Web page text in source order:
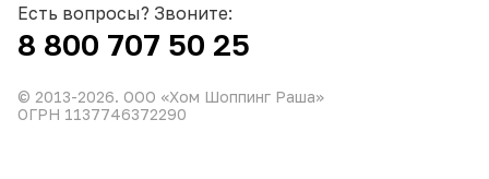
Есть вопросы? Звоните:
8 800 707 50 25
© 2013-2026. ООО «Хом Шоппинг Раша»
ОГРН 1137746372290